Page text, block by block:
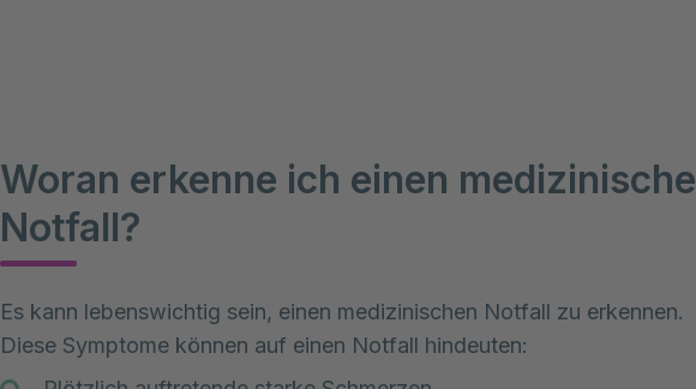
Woran erkenne ich einen
Notfall?
Es kann lebenswichtig sein, einen medizinischen Notfall zu erkennen.
Diese Symptome können auf einen Notfall hindeuten: